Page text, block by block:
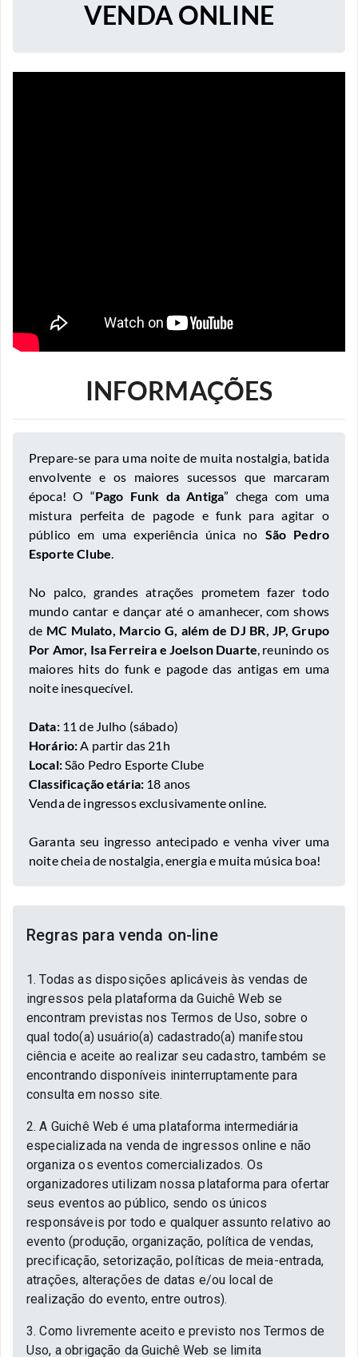
VENDA ONLINE
INFORMAÇÕES
Prepare-se para uma noite de muita nostalgia, batida
envolvente e os maiores sucessos que marcaram
época! O “Pago Funk da Antiga” chega com uma
mistura perfeita de pagode e funk para agitar o
público em uma experiência única no São Pedro
Esporte Clube.
No palco, grandes atrações prometem fazer todo
mundo cantar e dançar até o amanhecer, com shows
de MC Mulato, Marcio G, além de DJ BR, JP, Grupo
Por Amor, Isa Ferreira e Joelson Duarte, reunindo os
maiores hits do funk e pagode das antigas em uma
noite inesquecível.
Data: 11 de Julho (sábado)
Horário:A partir das 21h
Local:São Pedro Esporte Clube
Classificação etária: 18 anos
Venda de ingressos exclusivamente online.
Garanta seu ingresso antecipado e venha viver uma
noite cheia de nostalgia, energia e muita música boa!
Regras para venda on-line
1. Todas as disposições aplicáveis às vendas de
ingressos pela plataforma da Guichê Web se
encontram previstas nos Termos de Uso, sobre o
qual todo(a) usuário(a) cadastrado(a) manifestou
ciência e aceite ao realizar seu cadastro, também se
encontrando disponíveis ininterruptamente para
consulta em nosso site.
2. A Guichê Web é uma plataforma intermediária
especializada na venda de ingressos online e não
organiza os eventos comercializados. Os
organizadores utilizam nossa plataforma para ofertar
seus eventos ao público, sendo os únicos
responsáveis por todo e qualquer assunto relativo ao
evento (produção, organização, política de vendas,
precificação, setorização, políticas de meia-entrada,
atrações, alterações de datas e/ou local de
realização do evento, entre outros).
3. Como livremente aceito e previsto nos Termos de
Uso, a obrigação da Guichê Web se limita